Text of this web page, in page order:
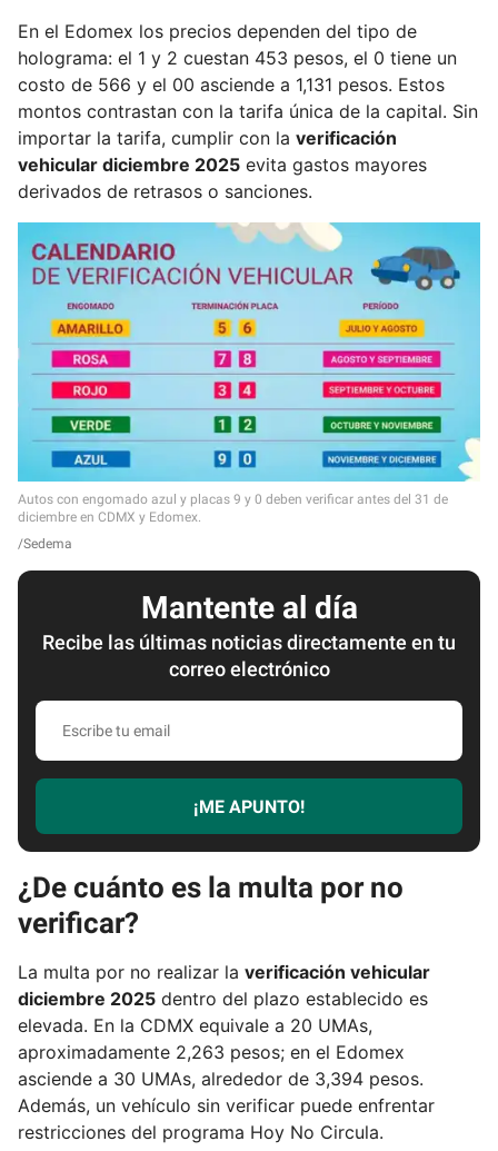
En el Edomex los precios dependen del tipo de
holograma: el 1 y 2 cuestan 453 pesos, el 0 tiene un
costo de 566 y el 00 asciende a 1,131 pesos. Estos
montos contrastan con la tarifa única de la capital. Sin
importar la tarifa, cumplir con la verificación
vehicular diciembre 2025 evita gastos mayores
derivados de retrasos o sanciones.
Autos con engomado azul y placas 9 y 0 deben verificar antes del 31 de
diciembre en CDMX y Edomex.
Sedema
Mantente al día
Recibe las últimas noticias directamente en tu
correo electrónico
E
c
b
e
t
u
m
a
i
l
¡ME APUNTO!
¿De cuánto es la multa por no
verificar?
La multa por no realizar la verificación vehicular
diciembre 2025 dentro del plazo establecido es
elevada. En la CDMX equivale a 20 UMAs,
aproximadamente 2,263 pesos; en el Edomex
asciende a 30 UMAs, alrededor de 3,394 pesos.
Además, un vehículo sin verificar puede enfrentar
restricciones del programa Hoy No Circula.